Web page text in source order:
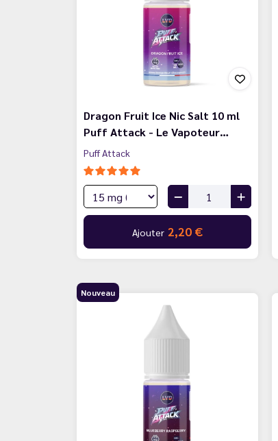
Dragon Fruit Ice Nic Salt 10 ml
Puff Attack - Le Vapoteur…
Puff Attack
Ajouter 2,20 €
Nouveau